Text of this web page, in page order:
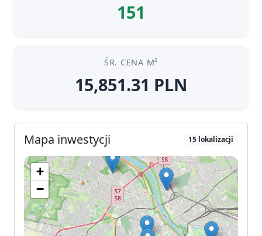
151
ŚR. CENA M²
15,851.31 PLN
Mapa inwestycji 15 lokalizacji
+
−